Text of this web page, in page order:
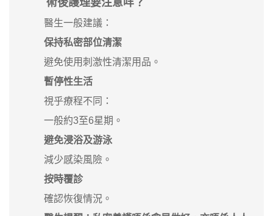
醫生一般建議：
保持私密部位清潔
避免使用刺激性清潔用品。
暫停性生活
視乎療程不同：
一般約3至6星期。
避免浸浴及游泳
減少感染風險。
按時覆診
確認恢復情況。